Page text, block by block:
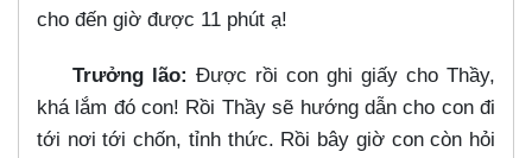
cho đến giờ được 11 phút ạ!
Trưởng lão: Được rồi con ghi giấy cho Thầy,
khá lắm đó con! Rồi Thầy sẽ hướng dẫn cho con đi
tới nơi tới chốn, tỉnh thức. Rồi bây giờ con còn hỏi